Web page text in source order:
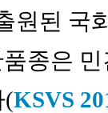
원된 국
종은
(KSVS